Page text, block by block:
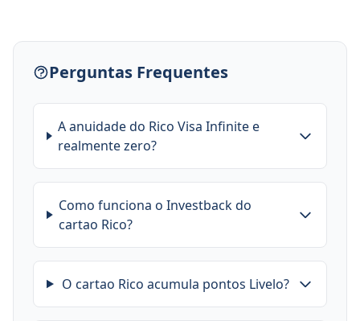
Perguntas Frequentes
A anuidade do Rico Visa Infinite e
realmente zero?
Como funciona o Investback do
cartao Rico?
O cartao Rico acumula pontos Livelo?